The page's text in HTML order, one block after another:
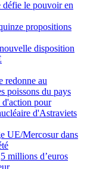
défie le pouvoir en
propositions
disposition
redonne au
poissons du pays
d'action pour
d'Astraviets
UE/Mercosur dans
millions d’euros